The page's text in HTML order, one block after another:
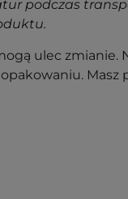
podczas
ulec zmianie.
Masz